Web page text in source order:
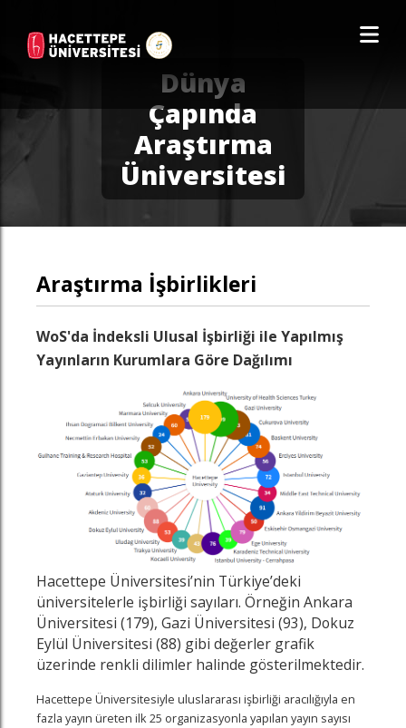
Dünya
Çapında
Araştırma
Üniversitesi
Araştırma İşbirlikleri
WoS'da İndeksli Ulusal İşbirliği ile Yapılmış
Yayınların Kurumlara Göre Dağılımı
Hacettepe Üniversitesi’nin Türkiye’deki
üniversitelerle işbirliği sayıları. Örneğin Ankara
Üniversitesi (179), Gazi Üniversitesi (93), Dokuz
Eylül Üniversitesi (88) gibi değerler grafik
üzerinde renkli dilimler halinde gösterilmektedir.
Hacettepe Üniversitesiyle uluslararası işbirliği aracılığıyla en
fazla yayın üreten ilk 25 organizasyonla yapılan yayın sayısı
ziyaret edin
sayfamızı ziyaret edin